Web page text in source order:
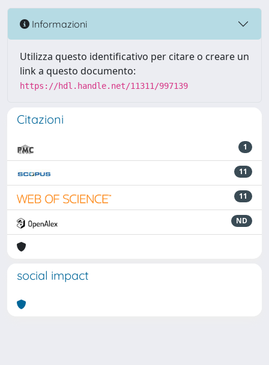
Informazioni
Utilizza questo identificativo per citare o creare un
link a questo documento:
https://hdl.handle.net/11311/997139
Citazioni
1
11
11
ND
social impact